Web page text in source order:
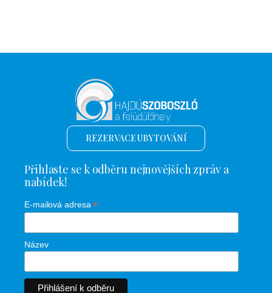
REZERVACE UBYTOVÁNÍ
Přihlaste se k odběru nejnovějších zpráv a
nabídek!
E-mailová adresa*
Název